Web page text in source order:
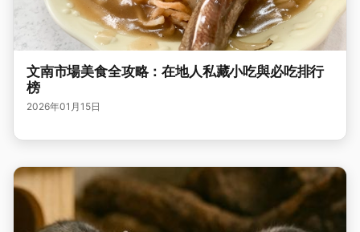
文南市場美食全攻略：在地人私藏小吃與必吃排行
榜
2026年01月15日